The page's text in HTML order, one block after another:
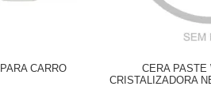
CARRO
CERA PASTE
CRISTALIZADORA